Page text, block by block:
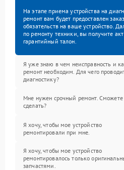
На этапе приема устройства на
ремонт вам будет предоставлен
обязательств на ваше устройство.
по ремонту техники, вы получите
гарантийный талон.
Я уже знаю в чем неисправность и
ремонт необходим. Для чего
диагностику?
Мне нужен срочный ремонт. Сможете
сделать?
Я хочу, чтобы мое устройство
ремонтировали при мне.
Я хочу, чтобы мое устройство
ремонтировалось только
запчастями.